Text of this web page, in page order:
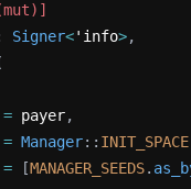
Signer<'info>,
= payer,
= Manager:: INIT_SPACE
= [MANAGER_SEEDS.